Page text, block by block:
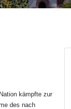
kämpfte zur
des nach